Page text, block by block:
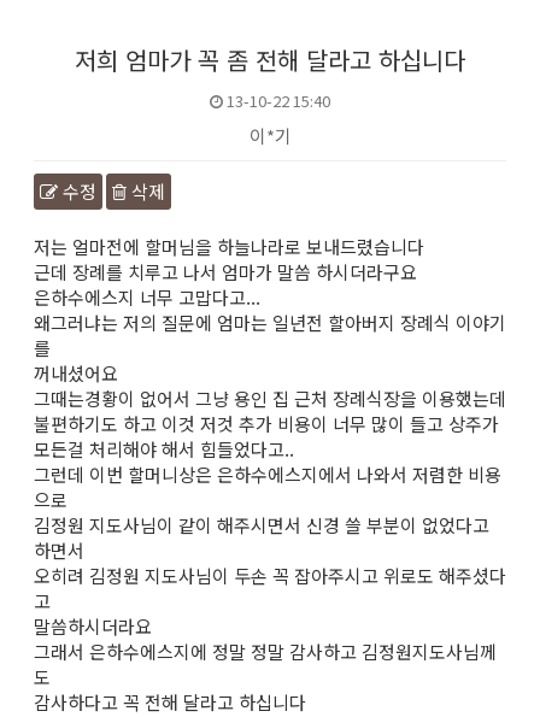
저희 엄마가 꼭 좀 전해 달라고 하십니다
13-10-22 15:40
이*기
수정 삭제
본문
저는 얼마전에 할머님을 하늘나라로 보내드렸습니다
근데 장례를 치루고 나서 엄마가 말씀 하시더라구요
은하수에스지 너무 고맙다고...
왜그러냐는 저의 질문에 엄마는 일년전 할아버지 장례식 이야기
를
꺼내셨어요
그때는경황이 없어서 그냥 용인 집 근처 장례식장을 이용했는데
불편하기도 하고 이것 저것 추가 비용이 너무 많이 들고 상주가
모든걸 처리해야 해서 힘들었다고..
그런데 이번 할머니상은 은하수에스지에서 나와서 저렴한 비용
으로
김정원 지도사님이 같이 해주시면서 신경 쓸 부분이 없었다고
하면서
오히려 김정원 지도사님이 두손 꼭 잡아주시고 위로도 해주셨다
고
말씀하시더라요
그래서 은하수에스지에 정말 정말 감사하고 김정원지도사님께
도
감사하다고 꼭 전해 달라고 하십니다